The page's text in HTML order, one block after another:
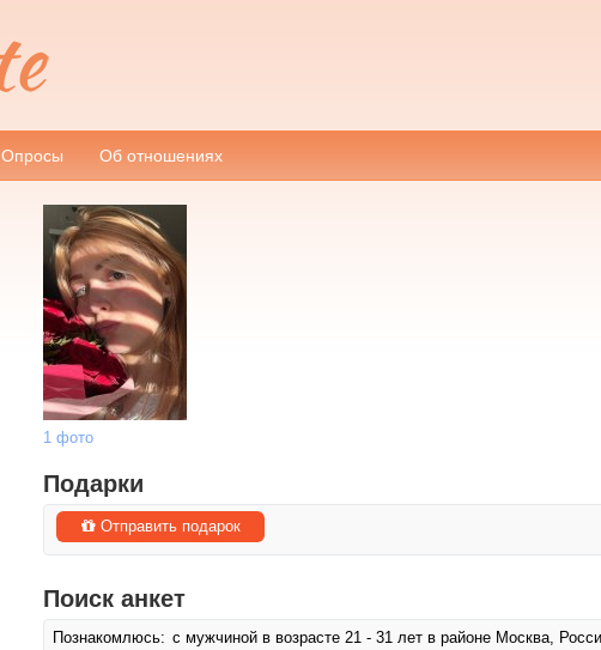
Опросы Об отношениях
1 фото
Подарки
Отправить подарок
Поиск анкет
Познакомлюсь: с мужчиной в возрасте 21 - 31 лет в районе Москва,